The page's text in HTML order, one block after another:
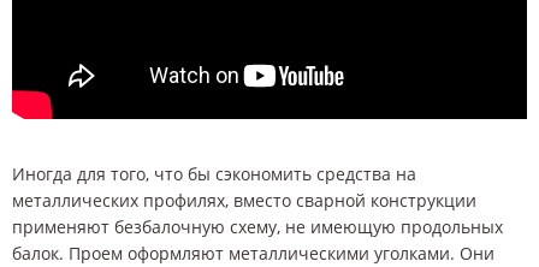
Иногда для того, что бы сэкономить средства на
металлических профилях, вместо сварной конструкции
применяют безбалочную схему, не имеющую продольных
балок. Проем оформляют металлическими уголками. Они